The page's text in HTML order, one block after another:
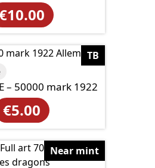
10.00
TB
– 50000 mark 1922
€5.00
Near mint